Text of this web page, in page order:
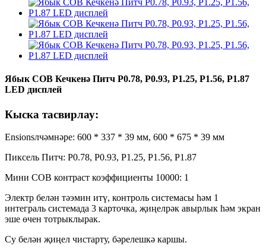
Ябык COB Кечкенә Питч P0.78, P0.93, P1.25, P1.56, P1.87
LED дисплей
Кыска тасвирлау:
Ensionsлчәмнәре: 600 * 337 * 39 мм, 600 * 675 * 39 мм
Пиксель Питч: P0.78, P0.93, P1.25, P1.56, P1.87
Мини COB контраст коэффициенты 10000: 1
Электр белән тәэмин итү, контроль системасы һәм 1
интеграль системада 3 карточка, җиңелрәк авырлык һәм экран
эше өчен тотрыклырак.
Су белән җиңел чистарту, бәрелешкә каршы.